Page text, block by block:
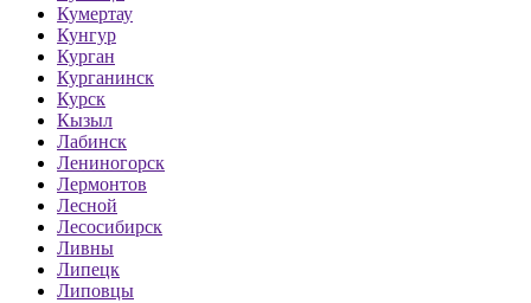
Кумертау
Кунгур
Курган
Курганинск
Курск
Кызыл
Лабинск
Лениногорск
Лермонтов
Лесной
Лесосибирск
Ливны
Липецк
Липовцы